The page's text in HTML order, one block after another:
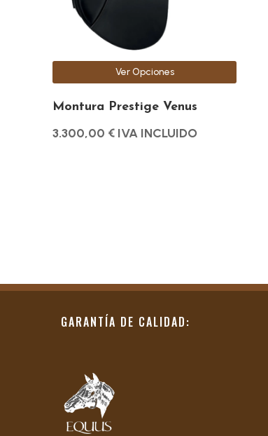
Montura Prestige Venus
3.300,00 € IVA INCLUIDO
Ver Opciones
pueden
en
la
página
producto
GARANTÍA DE CALIDAD: